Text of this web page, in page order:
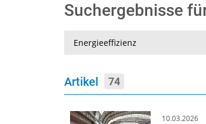
Suchergebnisse
Artikel 74
10.03.2026